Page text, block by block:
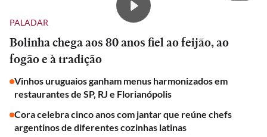
PALADAR
Bolinha chega aos 80 anos fiel ao feijão, ao
fogão e à tradição
Vinhos uruguaios ganham menus harmonizados em
restaurantes de SP, RJ e Florianópolis
Cora celebra cinco anos com jantar que reúne chefs
argentinos de diferentes cozinhas latinas